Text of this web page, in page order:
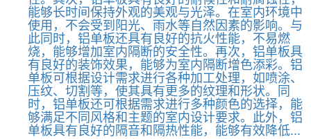
能够长时间保持外观的美观与光泽。在室内环境中
使用，不会受到阳光、雨水等自然因素的影响。与
此同时，铝单板还具有良好的抗火性能，不易燃
烧，能够增加室内隔断的安全性。再次，铝单板具
有良好的装饰效果，能够为室内隔断增色添彩。铝
单板可根据设计需求进行各种加工处理，如喷涂、
压纹、切割等，使其具有更多的纹理和形状。同
时，铝单板还可根据需求进行多种颜色的选择，能
够满足不同风格和主题的室内设计要求。此外，铝
单板具有良好的隔音和隔热性能，能够有效降低...